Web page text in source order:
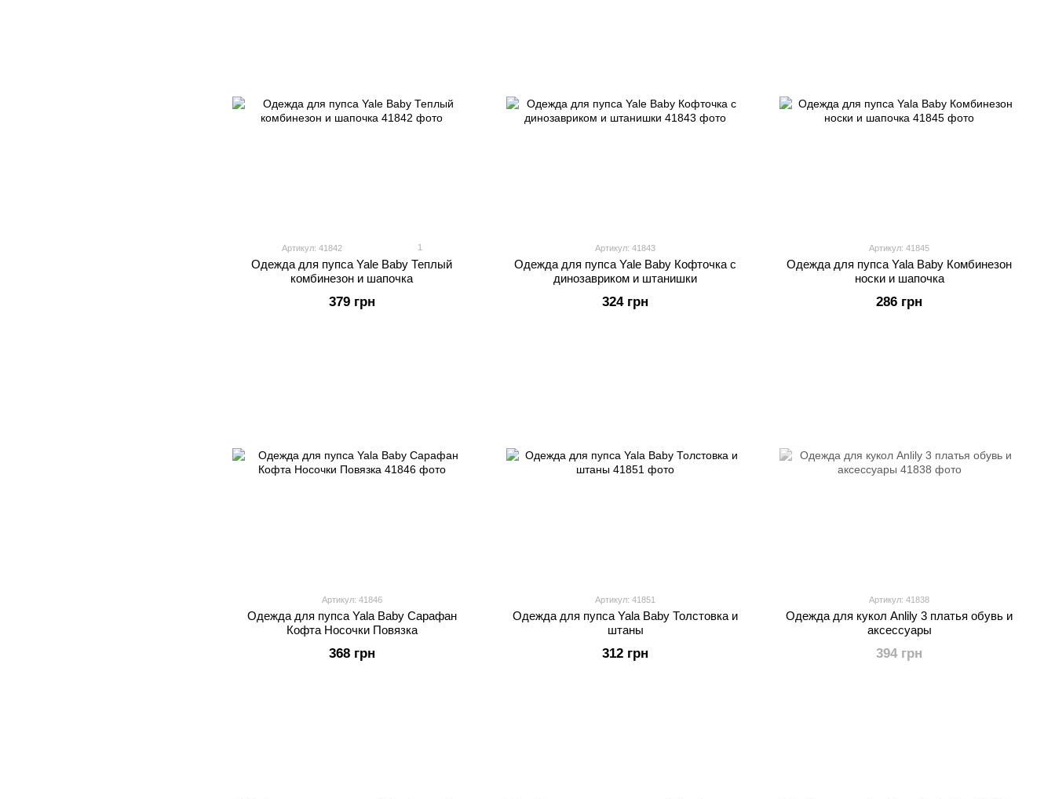
Артикул: 41842 1
Одежда для пупса Yale Baby Теплый
комбинезон и шапочка
379 грн
Артикул: 41843
Одежда для пупса Yale Baby Кофточка с
динозавриком и штанишки
324 грн
Артикул: 41845
Одежда для пупса Yalа Baby Комбинезон
носки и шапочка
286 грн
Артикул: 41846
Одежда для пупса Yalа Baby Сарафан
Кофта Носочки Повязка
368 грн
Артикул: 41851
Одежда для пупса Yalа Baby Толстовка и
штаны
312 грн
Артикул: 41838
Одежда для кукол Anlily 3 платья обувь и
аксессуары
394 грн